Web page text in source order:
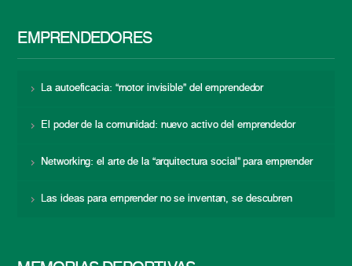
EMPRENDEDORES
La autoeficacia: “motor invisible” del emprendedor
El poder de la comunidad: nuevo activo del emprendedor
Networking: el arte de la “arquitectura social” para emprender
Las ideas para emprender no se inventan, se descubren